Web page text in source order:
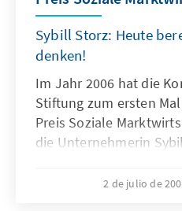
Sybill Storz: Heute
denken!
Im Jahr 2006 hat die
Stiftung zum ersten
Preis Soziale
die Unternehmerin
die soziale2 de julio de